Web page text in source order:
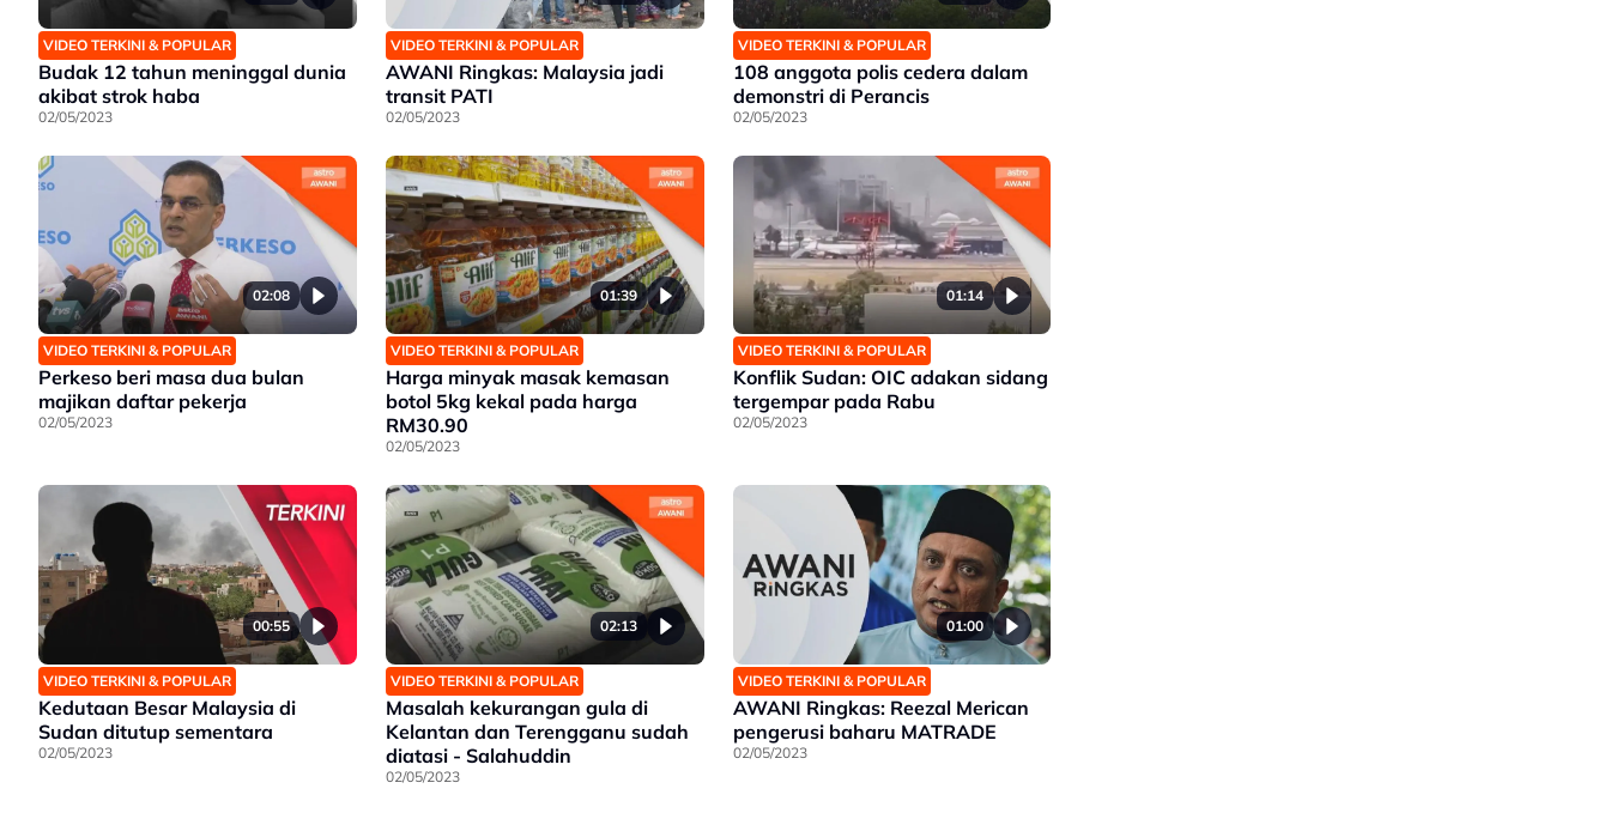
VIDEO TERKINI & POPULAR
Budak 12 tahun meninggal dunia
akibat strok haba
02/05/2023
VIDEO TERKINI & POPULAR
AWANI Ringkas: Malaysia jadi
transit PATI
02/05/2023
VIDEO TERKINI & POPULAR
108 anggota polis cedera dalam
demonstri di Perancis
02/05/2023
02:08
VIDEO TERKINI & POPULAR
Perkeso beri masa dua bulan
majikan daftar pekerja
02/05/2023
01:39
VIDEO TERKINI & POPULAR
Harga minyak masak kemasan
botol 5kg kekal pada harga
RM30.90
02/05/2023
01:14
VIDEO TERKINI & POPULAR
Konflik Sudan: OIC adakan sidang
tergempar pada Rabu
02/05/2023
00:55
VIDEO TERKINI & POPULAR
Kedutaan Besar Malaysia di
Sudan ditutup sementara
02/05/2023
02:13
VIDEO TERKINI & POPULAR
Masalah kekurangan gula di
Kelantan dan Terengganu sudah
diatasi - Salahuddin
02/05/2023
01:00
VIDEO TERKINI & POPULAR
AWANI Ringkas: Reezal Merican
pengerusi baharu MATRADE
02/05/2023